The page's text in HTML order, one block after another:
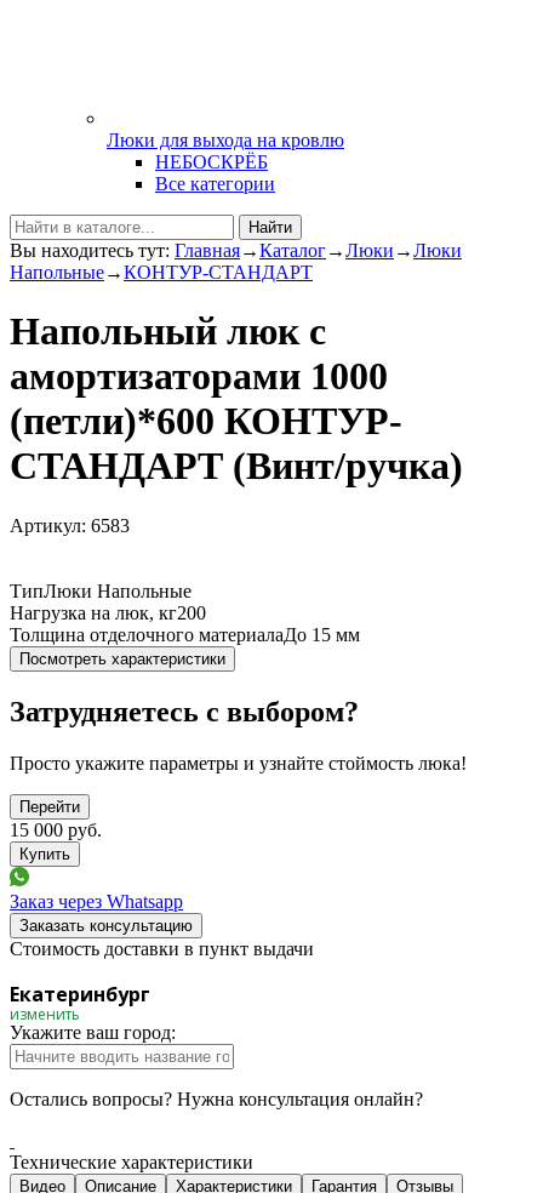
Люки для выхода на кровлю
НЕБОСКРЁБ
Все категории
Найти
Вы находитесь тут: Главная→Каталог→Люки →Люки
Напольные→КОНТУР-СТАНДАРТ
Напольный люк с
амортизаторами 1000
(петли)*600 КОНТУР-
СТАНДАРТ (Винт/ручка)
Артикул: 6583
ТипЛюки Напольные
Нагрузка на люк, кг200
Толщина отделочного материалаДо 15 мм
Посмотреть характеристики
Затрудняетесь с выбором?
Просто укажите параметры и узнайте стоймость люка!
Перейти
15 000 руб.
Заказ через Whatsapp
Заказать консультацию
Стоимость доставки в пункт выдачи
Екатеринбург
изменить
Укажите ваш город:
Остались вопросы? Нужна консультация онлайн?
Технические характеристики
Видео Описание Характеристики Гарантия Отзывы